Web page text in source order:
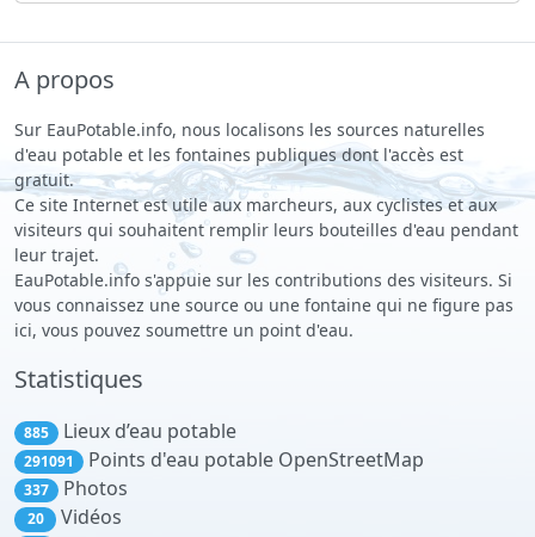
A propos
Sur EauPotable.info, nous localisons les sources naturelles
d'eau potable et les fontaines publiques dont l'accès est
gratuit.
Ce site Internet est utile aux marcheurs, aux cyclistes et aux
visiteurs qui souhaitent remplir leurs bouteilles d'eau pendant
leur trajet.
EauPotable.info s'appuie sur les contributions des visiteurs. Si
vous connaissez une source ou une fontaine qui ne figure pas
ici, vous pouvez soumettre un point d'eau.
Statistiques
885 Lieux d’eau potable
291091 Points d'eau potable OpenStreetMap
337 Photos
20
Vidéos